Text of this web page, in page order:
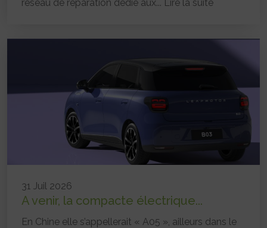
réseau de réparation dédié aux... Lire la suite
31 Juil 2026
A venir, la compacte électrique...
En Chine elle s’appellerait « A05 », ailleurs dans le